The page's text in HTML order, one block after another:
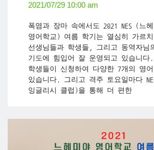
2021/07/29 10:00 am
폭염과 장마 속에서도 2021 NES (느
영어학교) 여름 학기는 열심히 가르
선생님들과 학생들, 그리고 동역자님
기도에 힘입어 잘 운영되고 있습니다.
학생들이 신청하여 다양한 7개의 영
있습니다. 그리고 격주 토요일마다
잉글리시 클럽)을 통해 더 편한